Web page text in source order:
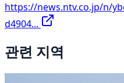
https://news.ntv.co.jp/n/
d4904...
관련 지역